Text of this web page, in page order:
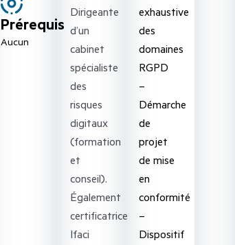
Prérequis
Aucun
Dirigeante
d’un
cabinet
spécialiste
des
risques
digitaux
(formation
et
conseil).
Également
certificatrice
Ifaci
exhaustive
des
domaines
RGPD
–
Démarche
de
projet
de mise
en
conformité
–
Dispositif